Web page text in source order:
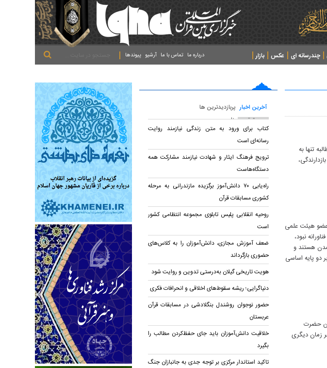
چندرسانه ای عکس
بازار
پیوندها آرشیو تماس با ما درباره ما
تنها به
عضو هیئت علمی
نبود،
هستند و
دو پایه اساسی
حضرت
زمان دیگری
آخرین اخبار پربازدیدترین ها
پربحث ترین عناوین
کتاب برای ورود به متن زندگی نیازمند روایت
رسانه‌ای است
ترویج فرهنگ ایثار و شهادت نیازمند مشارکت همه
دستگاه‌هاست
راه‌یابی ۷۰ دانش‌آموز برگزیده مازندرانی به مرحله
کشوری مسابقات قرآن
روحيه انقلابی پليس تابلوی مجموعه انتظامی کشور
است
ضعف آموزش مجازی، دانش‌آموزان را به کلاس‌های
حضوری بازگرداند
هویت تاریخی گیلان به‌درستی تدوین و روایت شود
دنیاگرایی؛ ریشه سقوط‌های اخلاقی و انحرافات فکری
حضور نوجوان روشندل بنگلادشی در مسابقات قرآن
عربستان
خلاقیت دانش‌آموزان باید جای حفظ‌کردن مطالب را
بگیرد
تاکید استاندار مرکزی بر توجه جدی به جانبازان جنگ